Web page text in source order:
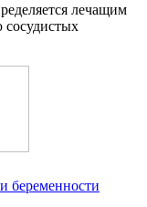
лечащим
сосудистых
беременности